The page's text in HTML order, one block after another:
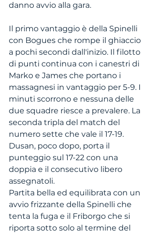
danno avvio alla gara.
Il primo vantaggio è della Spinelli
con Bogues che rompe il ghiaccio
a pochi secondi dall'inizio. Il filotto
di punti continua con i canestri di
Marko e James che portano i
massagnesi in vantaggio per 5-9. I
minuti scorrono e nessuna delle
due squadre riesce a prevalere. La
seconda tripla del match del
numero sette che vale il 17-19.
Dusan, poco dopo, porta il
punteggio sul 17-22 con una
doppia e il consecutivo libero
assegnatoli.
Partita bella ed equilibrata con un
avvio frizzante della Spinelli che
tenta la fuga e il Friborgo che si
riporta sotto solo al termine del